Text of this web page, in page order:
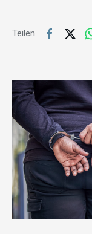
Teilen